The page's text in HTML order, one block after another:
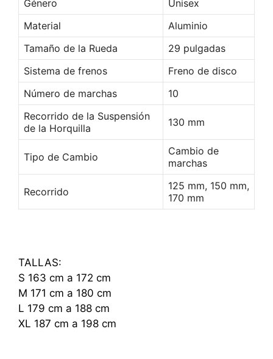
Género
Unisex
Material
Aluminio
Tamaño de la Rueda
29 pulgadas
Sistema de frenos
Freno de disco
Número de marchas
10
Recorrido de la Suspensión
de la Horquilla
130 mm
Tipo de Cambio
Cambio de
marchas
Recorrido
125 mm, 150 mm,
170 mm
TALLAS:
S 163 cm a 172 cm
M 171 cm a 180 cm
L 179 cm a 188 cm
XL 187 cm a 198 cm